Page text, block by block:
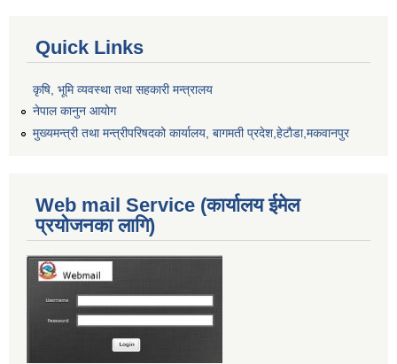
Quick Links
कृषि, भूमि व्यवस्था तथा सहकारी मन्त्रालय
नेपाल कानुन आयोग
मुख्यमन्त्री तथा मन्त्रीपरिषदको कार्यालय, बागमती प्रदेश,हेटाैडा,मकवानपुर
Web mail Service (कार्यालय ईमेल
प्रयोजनका लागि)